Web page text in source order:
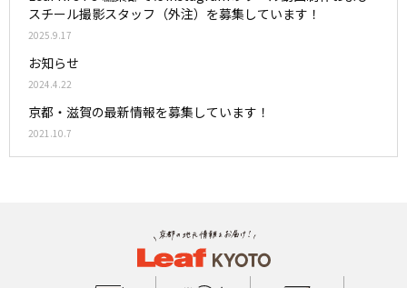
スチール撮影スタッフ（外注）を募集しています！
2025.9.17
お知らせ
2024.4.22
京都・滋賀の最新情報を募集しています！
2021.10.7